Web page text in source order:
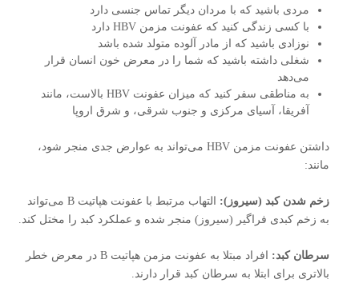
مردی باشید که با مردان دیگر تماس جنسی دارد
با کسی زندگی کنید که عفونت مزمن HBV دارد
نوزادی باشید که از مادر آلوده متولد شده باشد
شغلی داشته باشید که شما را در معرض خون انسان قرار
می‌دهد
به مناطقی سفر کنید که میزان عفونت HBV بالاست، مانند
آفریقا، آسیای مرکزی و جنوب شرقی، و شرق اروپا
داشتن عفونت مزمن HBV می‌تواند به عوارض جدی منجر شود،
مانند:
زخم شدن کبد (سیروز):
التهاب مرتبط با عفونت هپاتیت B می‌تواند
به زخم کبدی فراگیر (سیروز) منجر شده و عملکرد کبد را مختل کند.
سرطان کبد:
افراد مبتلا به عفونت مزمن هپاتیت B در معرض خطر
بالاتری برای ابتلا به سرطان کبد قرار دارند.